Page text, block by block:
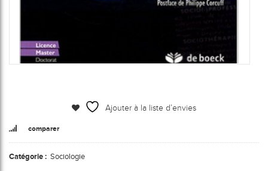
Ajouter à la liste d’envies
comparer
Catégorie : Sociologie